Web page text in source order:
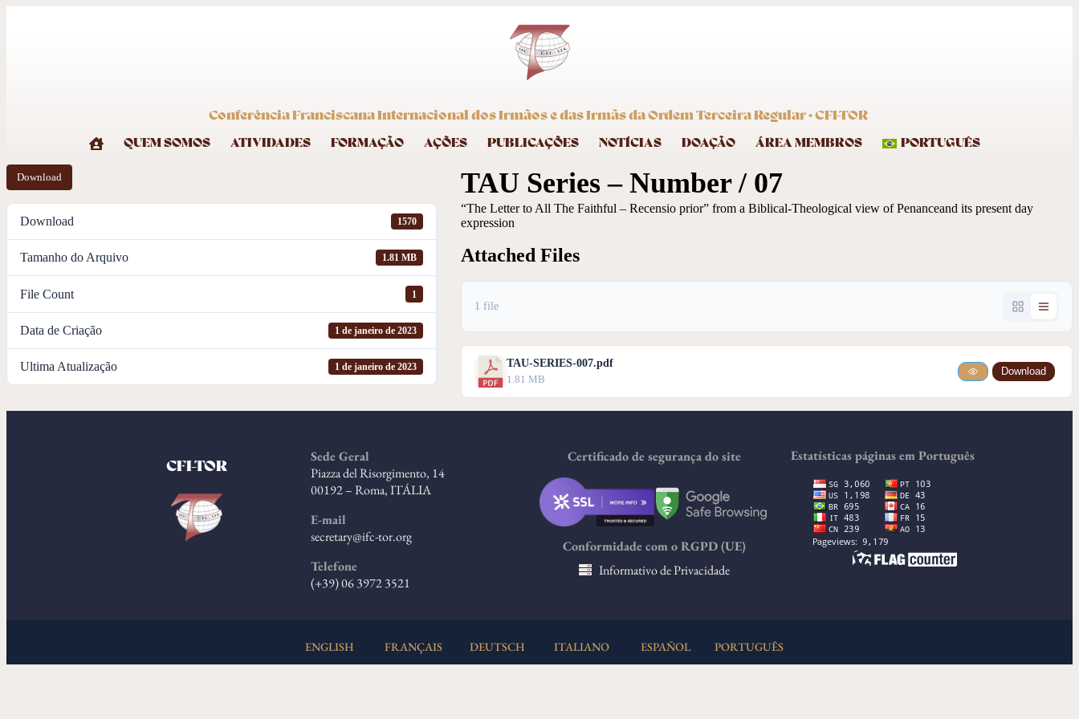
Conferência Franciscana Internacional dos Irmãos e das Irmãs da Ordem Terceira Regular · CFI-TOR
QUEM SOMOS ATIVIDADES FORMAÇÃO AÇÕES PUBLICAÇÕES NOTÍCIAS DOAÇÃO ÁREA MEMBROS PORTUGUÊS
Download
Download 1570
Tamanho do Arquivo 1.81 MB
File Count 1
Data de Criação 1 de janeiro de 2023
Ultima Atualização 1 de janeiro de 2023
TAU Series – Number / 07
“The Letter to All The Faithful – Recensio prior” from a Biblical-Theological view of Penanceand its present day
expression
Attached Files
1 file
TAU-SERIES-007.pdf
1.81 MB
Download
CFI-TOR
Sede Geral
Piazza del Risorgimento, 14
00192 – Roma, ITÁLIA
E-mail
secretary@ifc-tor.org
Telefone
(+39) 06 3972 3521
Certificado de segurança do site
Conformidade com o RGPD (UE)
Informativo de Privacidade
Estatísticas páginas em Português
ENGLISH FRANÇAIS DEUTSCH ITALIANO ESPAÑOL PORTUGUÊS